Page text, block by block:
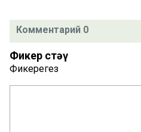
Комментарий 0
Фикер өстәү
Фикерегез